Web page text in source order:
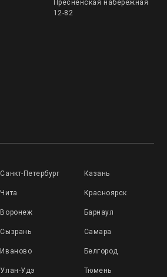
Пресненская набережная
12-82
Санкт-Петербург Казань
Чита Красноярск
Воронеж Барнаул
Сызрань Самара
Иваново Белгород
Улан-Удэ Тюмень